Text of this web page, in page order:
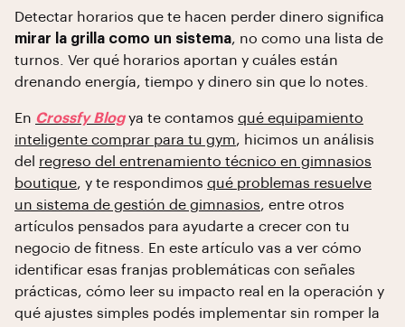
Detectar horarios que te hacen perder dinero significa
mirar la grilla como un sistema, no como una lista de
turnos. Ver qué horarios aportan y cuáles están
drenando energía, tiempo y dinero sin que lo notes.
En Crossfy Blogya te contamos qué equipamiento
inteligente comprar para tu gym, hicimos un análisis
del regreso del entrenamiento técnico en gimnasios
boutique, y te respondimos qué problemas resuelve
un sistema de gestión de gimnasios, entre otros
artículos pensados para ayudarte a crecer con tu
negocio de fitness. En este artículo vas a ver cómo
identificar esas franjas problemáticas con señales
prácticas, cómo leer su impacto real en la operación y
qué ajustes simples podés implementar sin romper la